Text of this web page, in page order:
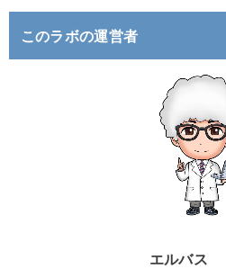
このラボの運営者
エルバス